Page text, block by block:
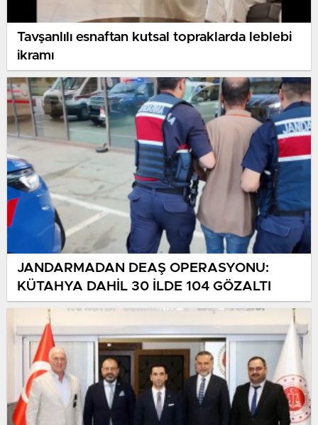
Tavşanlılı esnaftan kutsal topraklarda leblebi
ikramı
JANDARMADAN DEAŞ OPERASYONU:
KÜTAHYA DAHİL 30 İLDE 104 GÖZALTI